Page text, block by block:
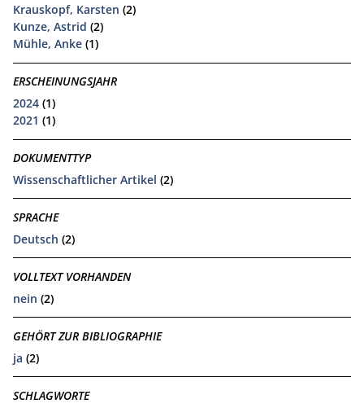
Krauskopf, Karsten (2)
Kunze, Astrid (2)
Mühle, Anke (1)
ERSCHEINUNGSJAHR
2024 (1)
2021 (1)
DOKUMENTTYP
Wissenschaftlicher Artikel (2)
SPRACHE
Deutsch (2)
VOLLTEXT VORHANDEN
nein (2)
GEHÖRT ZUR BIBLIOGRAPHIE
ja (2)
SCHLAGWORTE